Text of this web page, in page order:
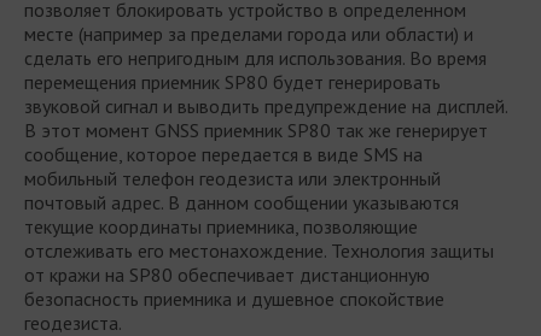
позволяет блокировать устройство в определенном
месте (например за пределами города или области) и
сделать его непригодным для использования. Во время
перемещения приемник SP80 будет генерировать
звуковой сигнал и выводить предупреждение на дисплей.
В этот момент GNSS приемник SP80 так же генерирует
сообщение, которое передается в виде SMS на
мобильный телефон геодезиста или электронный
почтовый адрес. В данном сообщении указываются
текущие координаты приемника, позволяющие
отслеживать его местонахождение. Технология защиты
от кражи на SP80 обеспечивает дистанционную
безопасность приемника и душевное спокойствие
геодезиста.